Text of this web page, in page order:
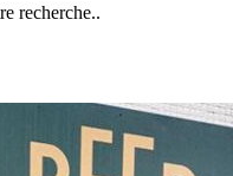
recherche..